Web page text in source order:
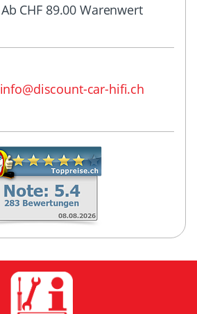
Ab CHF 89.00 Warenwert
info@discount-car-hifi.ch